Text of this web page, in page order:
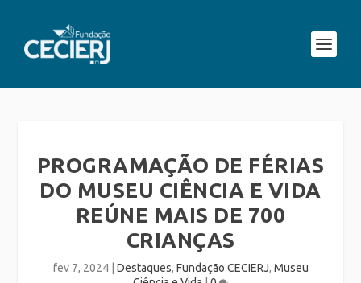
PROGRAMAÇÃO DE FÉRIAS
DO MUSEU CIÊNCIA E VIDA
REÚNE MAIS DE 700
CRIANÇAS
fev 7, 2024| Destaques, Fundação CECIERJ, Museu